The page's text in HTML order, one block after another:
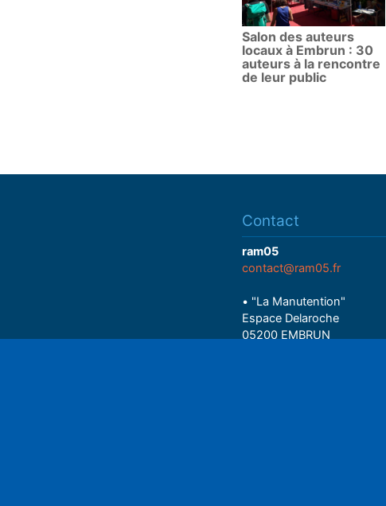
Salon des auteurs
locaux à Embrun : 30
auteurs à la rencontre
de leur public
Contact
ram05
contact@ram05.fr
• "La Manutention"
Espace Delaroche
05200 EMBRUN